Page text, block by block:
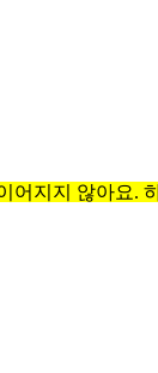
지지 않아요.